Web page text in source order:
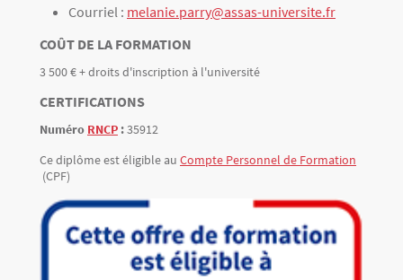
Courriel : melanie.parry@assas-universite.fr
TITRE
COÛT DE LA FORMATION
Texte
3 500 € + droits d'inscription à l'université
TITRE
CERTIFICATIONS
Texte
Numéro RNCP :35912
Ce diplôme est éligible au Compte Personnel de Formation
(CPF)